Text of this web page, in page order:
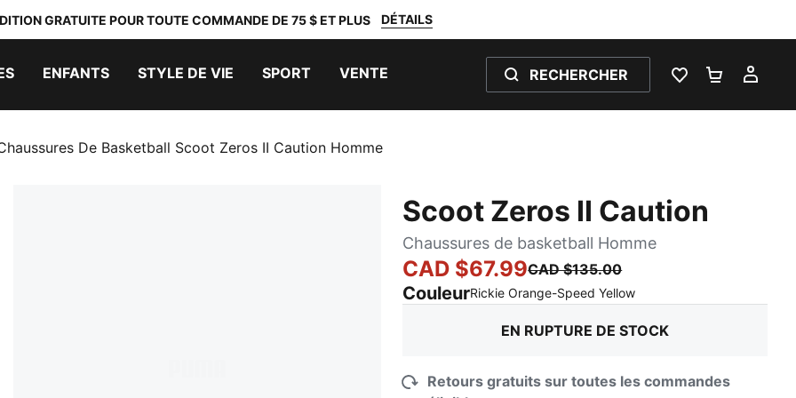
GRATUITE POUR TOUTE COMMANDE DE 75 $ ET PLUS DÉTAILS
ENFANTS STYLE DE VIE SPORT VENTE RECHERCHER
LISTE DEPANIER 0
De Basketball Scoot Zeros II Caution Homme
Scoot Zeros II Caution
Chaussures de basketball Homme
CAD $67.99CAD $135.00
CouleurRickie Orange-Speed Yellow:
EN RUPTURE DE STOCK
Retours gratuits sur toutes les commandes